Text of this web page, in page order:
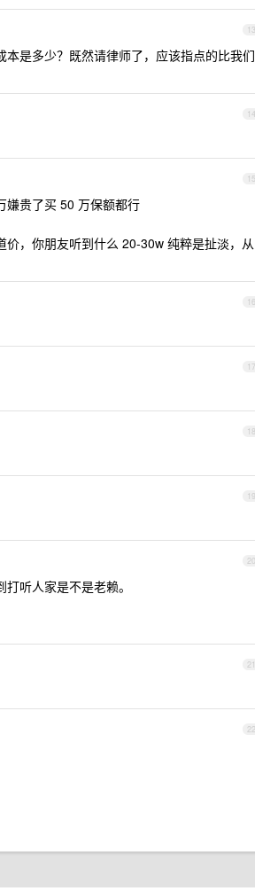
13
是多少？既然请律师了，应该指点的比我们
14
15
嫌贵了买 50 万保额都行
，你朋友听到什么 20-30w 纯粹是扯淡，从
16
17
18
19
20
听人家是不是老赖。
21
22